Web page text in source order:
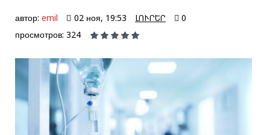
автор: emil 02 ноя, 19:53 ԼՈՒՐԵՐ
0
просмотров: 324